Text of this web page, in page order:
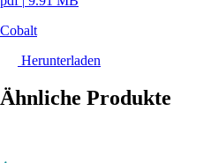
Cobalt
Herunterladen
Ähnliche Produkte